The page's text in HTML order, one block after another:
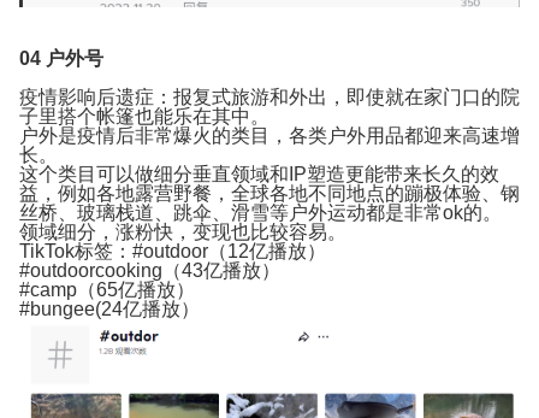
04 户外号
疫情影响后遗症：报复式旅游和外出，即使就在家门口的院
子里搭个帐篷也能乐在其中。
户外是疫情后非常爆火的类目，各类户外用品都迎来高速增
长。
这个类目可以做细分垂直领域和IP塑造更能带来长久的效
益，例如各地露营野餐，全球各地不同地点的蹦极体验、钢
丝桥、玻璃栈道、跳伞、滑雪等户外运动都是非常ok的。
领域细分，涨粉快，变现也比较容易。
TikTok标签：#outdoor（12亿播放）
#outdoorcooking（43亿播放）
#camp（65亿播放）
#bungee(24亿播放）